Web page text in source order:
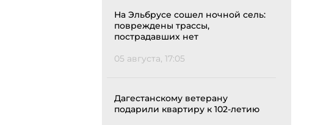
На Эльбрусе сошел ночной сель:
повреждены трассы,
пострадавших нет
05 августа, 17:05
Дагестанскому ветерану
подарили квартиру к 102-летию